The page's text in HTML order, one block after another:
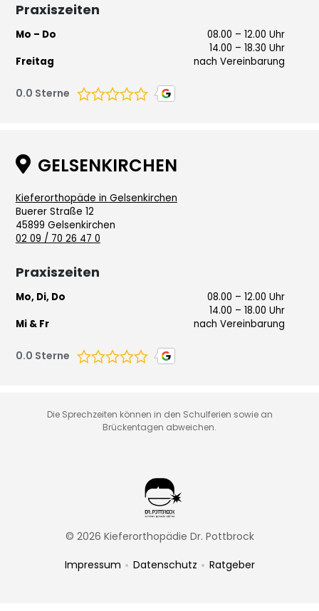
Praxiszeiten
Mo – Do
08.00 – 12.00 Uhr
14.00 – 18.30 Uhr
Freitag
nach Vereinbarung
0.0 Sterne
 GELSENKIRCHEN
Kieferorthopäde in Gelsenkirchen
Buerer Straße 12
45899 Gelsenkirchen
02 09 / 70 26 47 0
Praxiszeiten
Mo, Di, Do
08.00 – 12.00 Uhr
14.00 – 18.00 Uhr
Mi & Fr
nach Vereinbarung
0.0 Sterne
Die Sprechzeiten können in den Schulferien sowie an
Brückentagen abweichen.
© 2026 Kieferorthopädie Dr. Pottbrock
Impressum • Datenschutz • Ratgeber